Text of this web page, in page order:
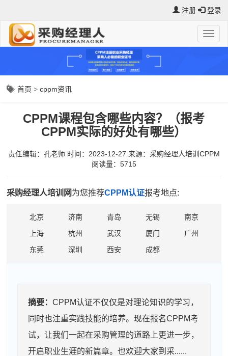
注册 登录
首页 >cppm资讯
CPPM课程包含哪些内容？（报考
CPPM实际的好处有哪些）
责任编辑：孔老师 时间：2023-12-27 来源： 采购经理人培训CPPM
阅读量：5715
采购经理人培训网为您推荐CPPM认证报考地点:
北京 济南 青岛 无锡
南京
上海
杭州 武汉 厦门
广州
东莞
深圳 西安 成都
摘要：CPPM认证不仅仅是对理论知识的学习，
同时也注重实践技能的培养。现在报名CPPM考
试，让我们一起在采购管理的道路上更进一步，
开启职业生涯的新篇章。也欢迎大家到采......